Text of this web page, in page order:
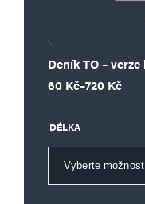
Deník TO –
60 Kč–720 Kč
Rozpětí cen: 60
DÉLKA